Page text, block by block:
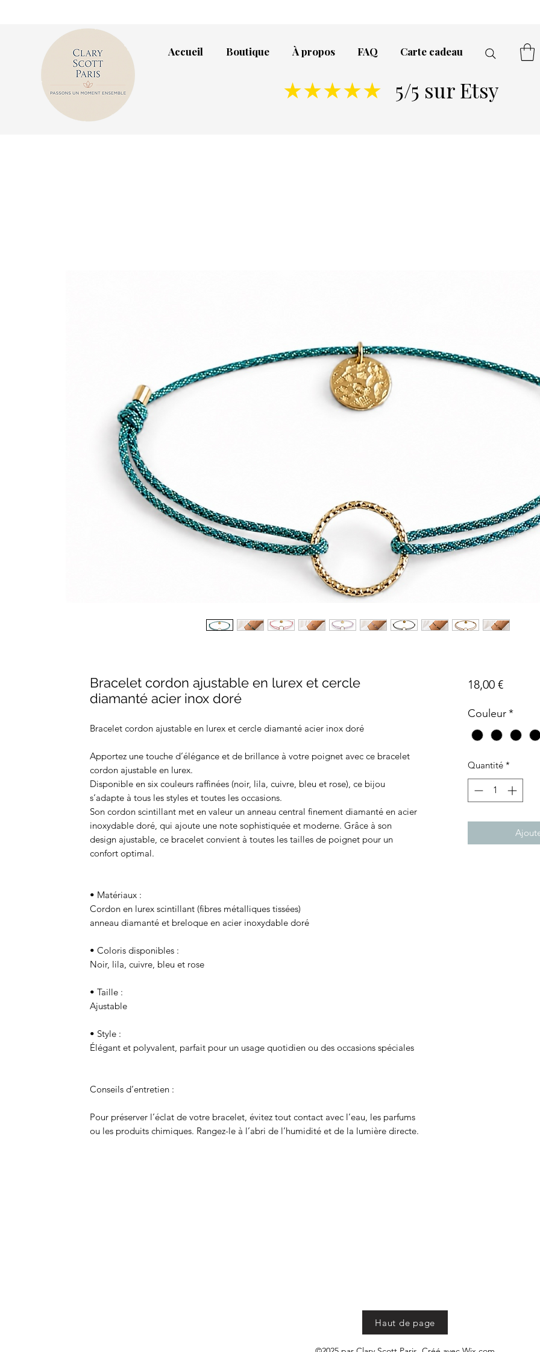
Accueil Boutique À propos FAQ Carte cadeau
★★★★★ 5/5 sur Etsy
Bracelet cordon ajustable en lurex et cercle
diamanté acier inox doré
Bracelet cordon ajustable en lurex et cercle diamanté acier inox doré
Apportez une touche d’élégance et de brillance à votre poignet avec ce bracelet
cordon ajustable en lurex.
Disponible en six couleurs raffinées (noir, lila, cuivre, bleu et rose), ce bijou
s’adapte à tous les styles et toutes les occasions.
Son cordon scintillant met en valeur un anneau central finement diamanté en acier
inoxydable doré, qui ajoute une note sophistiquée et moderne. Grâce à son
design ajustable, ce bracelet convient à toutes les tailles de poignet pour un
confort optimal.
• Matériaux :
Cordon en lurex scintillant (fibres métalliques tissées)
anneau diamanté et breloque en acier inoxydable doré
• Coloris disponibles :
Noir, lila, cuivre, bleu et rose
• Taille :
Ajustable
• Style :
Élégant et polyvalent, parfait pour un usage quotidien ou des occasions spéciales
Conseils d’entretien :
Pour préserver l’éclat de votre bracelet, évitez tout contact avec l’eau, les parfums
ou les produits chimiques. Rangez-le à l’abri de l’humidité et de la lumière directe.
18,00 €Prix
Couleur*
Quantité *
Haut de page